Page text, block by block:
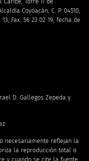
Coyoacán, C. P. 04510,
Fax: 56 23 02 19, fecha de
D. Gallegos Zepeda y
necesariamente reflejan la
la reproducción total o
y cuando se cite la fuente